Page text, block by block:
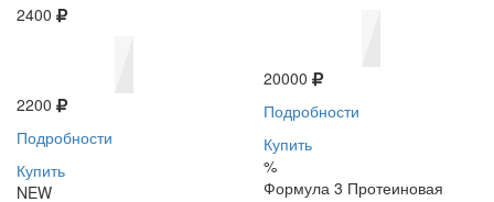
2400
2200
Подробности
Купить
NEW
20000
Подробности
Купить
%
Формула 3 Протеиновая